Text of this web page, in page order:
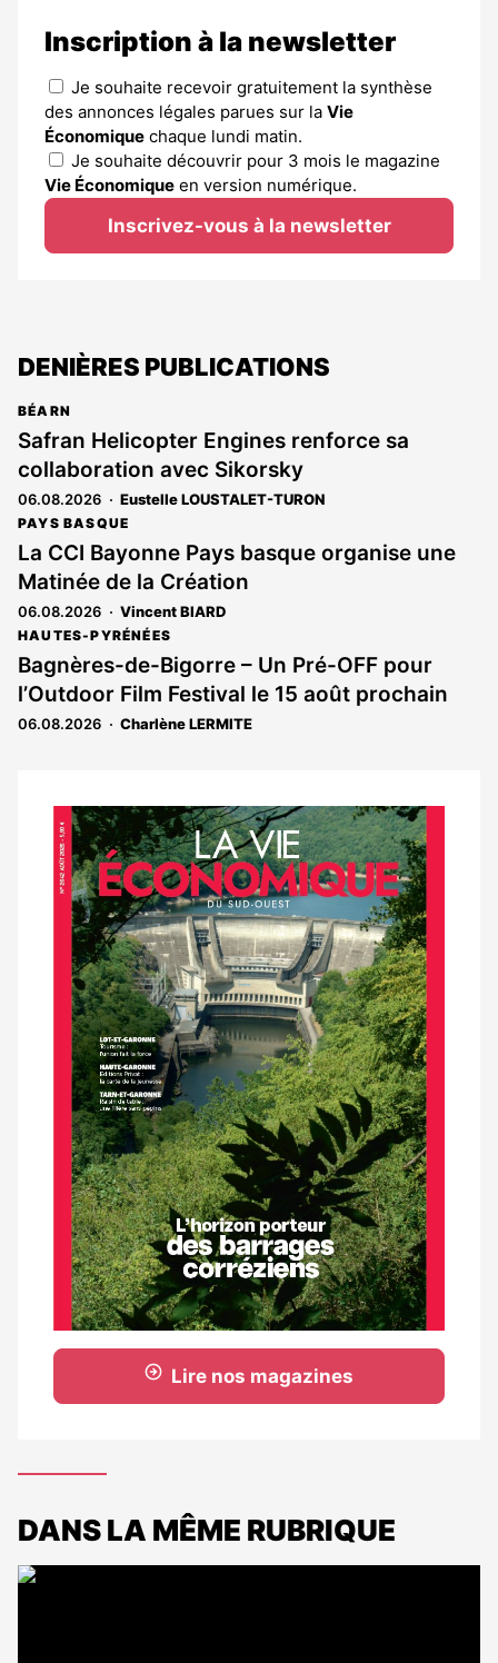
Inscription à la newsletter
Je souhaite recevoir gratuitement la synthèse
des annonces légales parues sur la Vie
Économique chaque lundi matin.
Je souhaite découvrir pour 3 mois le magazine
Vie Économique en version numérique.
Inscrivez-vous à la newsletter
DENIÈRES PUBLICATIONS
BÉARN
Safran Helicopter Engines renforce sa
collaboration avec Sikorsky
06.08.2026 Eustelle LOUSTALET-TURON
PAYS BASQUE
La CCI Bayonne Pays basque organise une
Matinée de la Création
06.08.2026 Vincent BIARD
HAUTES-PYRÉNÉES
Bagnères-de-Bigorre – Un Pré-OFF pour
l’Outdoor Film Festival le 15 août prochain
06.08.2026 Charlène LERMITE
Notre
dernier
magazine
Lire nos magazines
DANS LA MÊME RUBRIQUE